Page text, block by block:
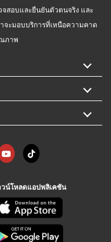
จสอบและยืนยันตัวตนจริง และ
จะมอบบริการที่เหนือความคาด
ภาพ
น์โหลดแอปพลิเคชัน